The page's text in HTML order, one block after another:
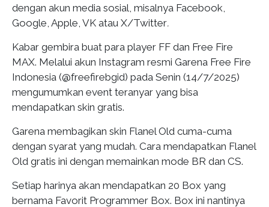
dengan akun media sosial, misalnya Facebook,
Google, Apple, VK atau X/Twitter.
Kabar gembira buat para player FF dan Free Fire
MAX. Melalui akun Instagram resmi Garena Free Fire
Indonesia (@freefirebgid) pada Senin (14/7/2025)
mengumumkan event teranyar yang bisa
mendapatkan skin gratis.
Garena membagikan skin Flanel Old cuma-cuma
dengan syarat yang mudah. Cara mendapatkan Flanel
Old gratis ini dengan memainkan mode BR dan CS.
Setiap harinya akan mendapatkan 20 Box yang
bernama Favorit Programmer Box. Box ini nantinya